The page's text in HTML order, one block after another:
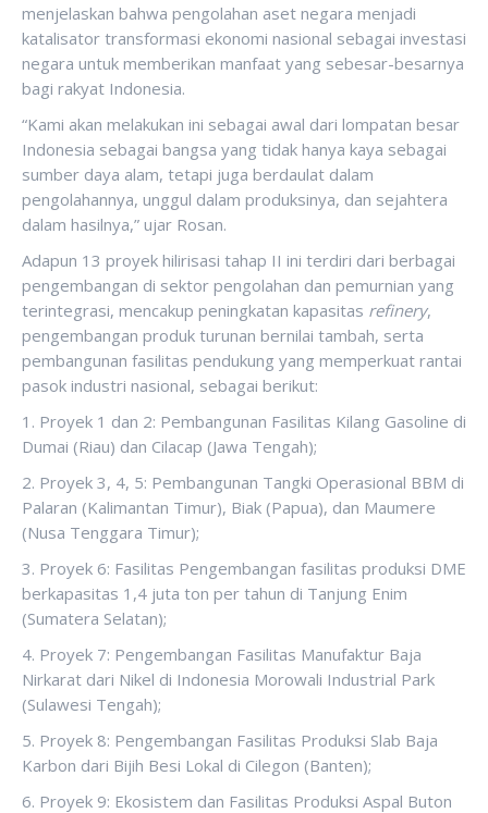
menjelaskan bahwa pengolahan aset negara menjadi
katalisator transformasi ekonomi nasional sebagai investasi
negara untuk memberikan manfaat yang sebesar-besarnya
bagi rakyat Indonesia.
“Kami akan melakukan ini sebagai awal dari lompatan besar
Indonesia sebagai bangsa yang tidak hanya kaya sebagai
sumber daya alam, tetapi juga berdaulat dalam
pengolahannya, unggul dalam produksinya, dan sejahtera
dalam hasilnya,” ujar Rosan.
Adapun 13 proyek hilirisasi tahap II ini terdiri dari berbagai
pengembangan di sektor pengolahan dan pemurnian yang
terintegrasi, mencakup peningkatan kapasitas refinery,
pengembangan produk turunan bernilai tambah, serta
pembangunan fasilitas pendukung yang memperkuat rantai
pasok industri nasional, sebagai berikut:
1. Proyek 1 dan 2: Pembangunan Fasilitas Kilang Gasoline di
Dumai (Riau) dan Cilacap (Jawa Tengah);
2. Proyek 3, 4, 5: Pembangunan Tangki Operasional BBM di
Palaran (Kalimantan Timur), Biak (Papua), dan Maumere
(Nusa Tenggara Timur);
3. Proyek 6: Fasilitas Pengembangan fasilitas produksi DME
berkapasitas 1,4 juta ton per tahun di Tanjung Enim
(Sumatera Selatan);
4. Proyek 7: Pengembangan Fasilitas Manufaktur Baja
Nirkarat dari Nikel di Indonesia Morowali Industrial Park
(Sulawesi Tengah);
5. Proyek 8: Pengembangan Fasilitas Produksi Slab Baja
Karbon dari Bijih Besi Lokal di Cilegon (Banten);
6. Proyek 9: Ekosistem dan Fasilitas Produksi Aspal Buton